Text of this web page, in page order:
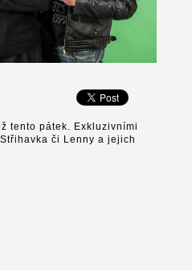
tento pátek. Exkluzivními
či Lenny a jejich